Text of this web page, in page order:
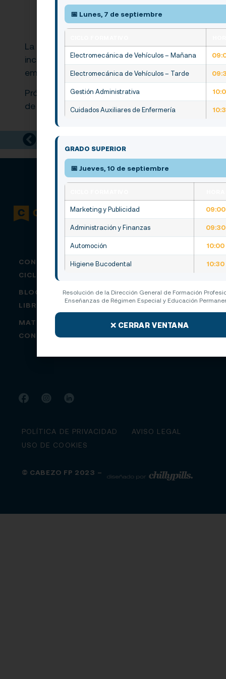
inscripción» que acredita haber sido
propuesto por el equipo docente del centro
de origen del alumno.
La duración de los ciclos es de 2000 horas,
incluyendo 400h de prácticas de formación en
empresas (FCT)
Próximamente se abrirá el plazo para la
de ciclos de Grado Medio y Grado Superior.
Anterior
CONÓCENOS
CICLOS
BLOG
LIBROS DE TEXTO
MATRICULACIÓN
CONTACTO
© CABEZO FP 2023 –
POLÍTICA DE PRIVACIDAD
AVISO LEGAL
USO DE COOKIES
📅 Lunes, 7 de septiembre
Electromecánica de Vehículos – Mañana
Electromecánica de Vehículos – Tarde
Gestión Administrativa
Cuidados Auxiliares de Enfermería
GRADO SUPERIOR
📅 Jueves, 10 de septiembre
Marketing y Publicidad 09:00
Administración y Finanzas 09:30
Automoción 10:00
Higiene Bucodental 10:30
Resolución de la Dirección General de Formación
Enseñanzas de Régimen Especial y Educación
✕ CERRAR VENTANA